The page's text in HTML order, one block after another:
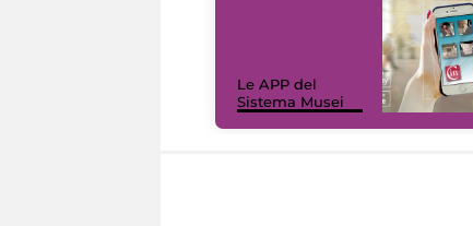
Le APP del
Sistema Musei